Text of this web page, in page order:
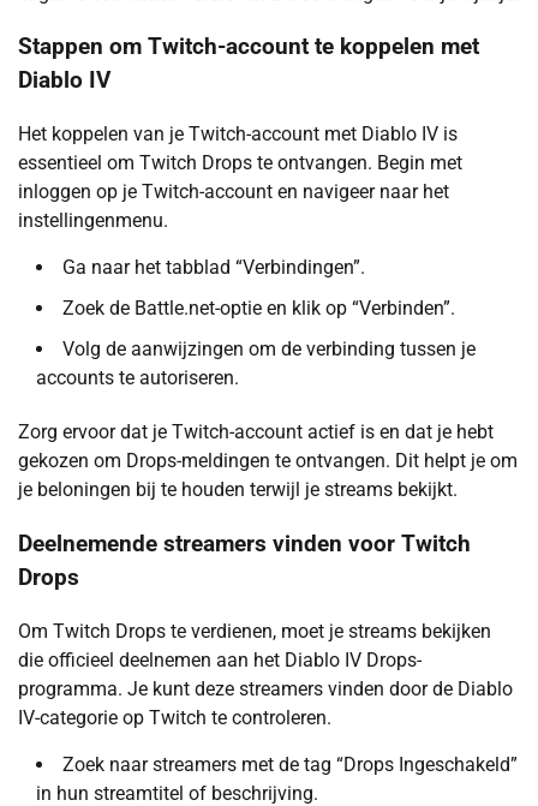
Stappen om Twitch-account te koppelen met
Diablo IV
Het koppelen van je Twitch-account met Diablo IV is
essentieel om Twitch Drops te ontvangen. Begin met
inloggen op je Twitch-account en navigeer naar het
instellingenmenu.
Ga naar het tabblad “Verbindingen”.
Zoek de Battle.net-optie en klik op “Verbinden”.
Volg de aanwijzingen om de verbinding tussen je
accounts te autoriseren.
Zorg ervoor dat je Twitch-account actief is en dat je hebt
gekozen om Drops-meldingen te ontvangen. Dit helpt je om
je beloningen bij te houden terwijl je streams bekijkt.
Deelnemende streamers vinden voor Twitch
Drops
Om Twitch Drops te verdienen, moet je streams bekijken
die officieel deelnemen aan het Diablo IV Drops-
programma. Je kunt deze streamers vinden door de Diablo
IV-categorie op Twitch te controleren.
Zoek naar streamers met de tag “Drops Ingeschakeld”
in hun streamtitel of beschrijving.